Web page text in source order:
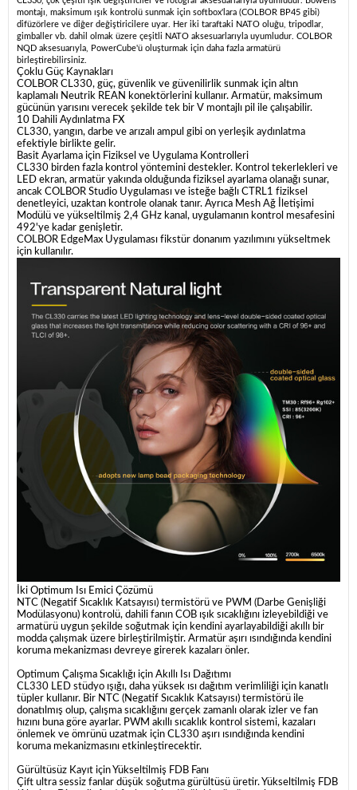
montajı, maksimum ışık kontrolü sunmak için softbox'lara (COLBOR BP45 gibi)
difüzörlere ve diğer değiştiricilere uyar. Her iki taraftaki NATO oluğu, tripodlar,
gimballer vb. dahil olmak üzere çeşitli NATO aksesuarlarıyla uyumludur. COLBOR
NQD aksesuarıyla, PowerCube'ü oluşturmak için daha fazla armatürü
birleştirebilirsiniz.
Çoklu Güç Kaynakları
COLBOR CL330, güç, güvenlik ve güvenilirlik sunmak için altın
kaplamalı Neutrik REAN konektörlerini kullanır. Armatür, maksimum
gücünün yarısını verecek şekilde tek bir V montajlı pil ile çalışabilir.
10 Dahili Aydınlatma FX
CL330, yangın, darbe ve arızalı ampul gibi on yerleşik aydınlatma
efektiyle birlikte gelir.
Basit Ayarlama için Fiziksel ve Uygulama Kontrolleri
CL330 birden fazla kontrol yöntemini destekler. Kontrol tekerlekleri ve
LED ekran, armatür yakında olduğunda fiziksel ayarlama olanağı sunar,
ancak COLBOR Studio Uygulaması ve isteğe bağlı CTRL1 fiziksel
denetleyici, uzaktan kontrole olanak tanır. Ayrıca Mesh Ağ İletişimi
Modülü ve yükseltilmiş 2,4 GHz kanal, uygulamanın kontrol mesafesini
492'ye kadar genişletir.
COLBOR EdgeMax Uygulaması fikstür donanım yazılımını yükseltmek
için kullanılır.
İki Optimum Isı Emici Çözümü
NTC (Negatif Sıcaklık Katsayısı) termistörü ve PWM (Darbe Genişliği
Modülasyonu) kontrolü, dahili fanın COB ışık sıcaklığını izleyebildiği ve
armatürü uygun şekilde soğutmak için kendini ayarlayabildiği akıllı bir
modda çalışmak üzere birleştirilmiştir. Armatür aşırı ısındığında kendini
koruma mekanizması devreye girerek kazaları önler.
Optimum Çalışma Sıcaklığı için Akıllı Isı Dağıtımı
CL330 LED stüdyo ışığı, daha yüksek ısı dağıtım verimliliği için kanatlı
tüpler kullanır. Bir NTC (Negatif Sıcaklık Katsayısı) termistörü ile
donatılmış olup, çalışma sıcaklığını gerçek zamanlı olarak izler ve fan
hızını buna göre ayarlar. PWM akıllı sıcaklık kontrol sistemi, kazaları
önlemek ve ömrünü uzatmak için CL330 aşırı ısındığında kendini
koruma mekanizmasını etkinleştirecektir.
Gürültüsüz Kayıt için Yükseltilmiş FDB Fanı
Çift ultra sessiz fanlar düşük soğutma gürültüsü üretir. Yükseltilmiş FDB